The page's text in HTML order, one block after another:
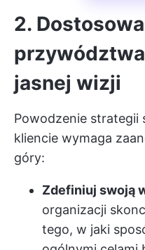
2.
jasnej wizji
Powodzenie strategii
kliencie wymaga
góry:
Zdefiniuj swoją
organizacji
tego, w jaki